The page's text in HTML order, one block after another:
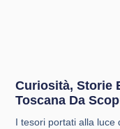
Curiosità, Storie
Toscana Da
I tesori portati alla luce